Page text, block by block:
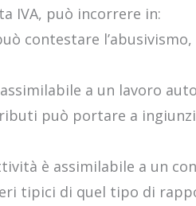
IVA, può incorrere in:
contestare
a un lavoro
può portare a
è assimilabile a un
tipici di quel tipo di